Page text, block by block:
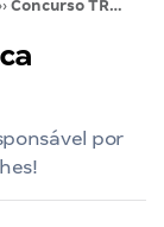
›› Concurso TRF 3 Juiz: banca definida! Veja!
por